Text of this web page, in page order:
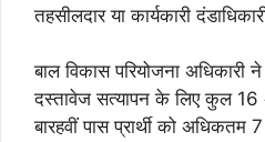
तहसीलदार या कार्यकारी
बाल विकास परियोजना अधिकारी ने
दस्तावेज सत्यापन के लिए कुल 16
बारहवीं पास प्रार्थी को अधिकतम